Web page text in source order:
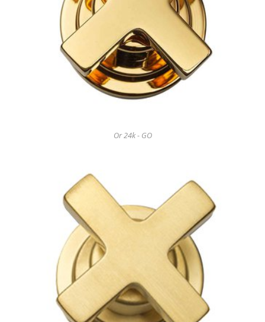
Or 24k - GO